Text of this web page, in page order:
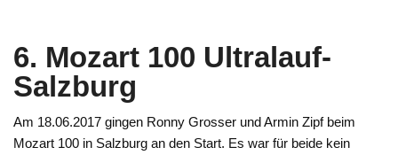
6. Mozart 100 Ultralauf-
Salzburg
Am 18.06.2017 gingen Ronny Grosser und Armin Zipf beim
Mozart 100 in Salzburg an den Start. Es war für beide kein